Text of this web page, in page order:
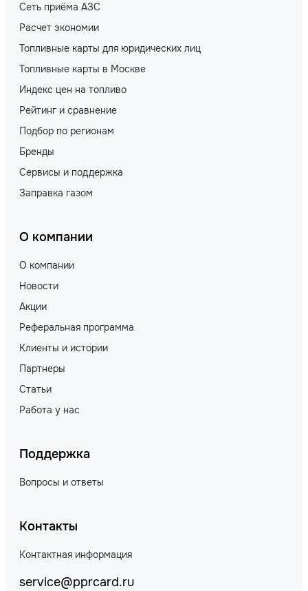
Сеть приёма АЗС
Расчет экономии
Топливные карты для юридических лиц
Топливные карты в Москве
Индекс цен на топливо
Рейтинг и сравнение
Подбор по регионам
Бренды
Сервисы и поддержка
Заправка газом
О компании
О компании
Новости
Акции
Реферальная программа
Клиенты и истории
Партнеры
Статьи
Работа у нас
Поддержка
Вопросы и ответы
Контакты
Контактная информация
service@pprcard.ru